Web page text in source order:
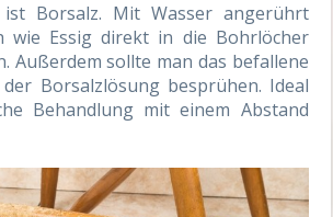
ist Borsalz. Mit Wasser angerührt
wie Essig direkt in die Bohrlöcher
Außerdem sollte man das befallene
Borsalzlösung besprühen. Ideal
Behandlung mit einem Abstand